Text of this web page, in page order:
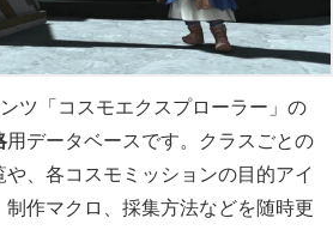
ツ「コスモエクスプローラー」の
用データベースです。クラスごとの
、各コスモミッションの目的アイ
作マクロ、採集方法などを随時更